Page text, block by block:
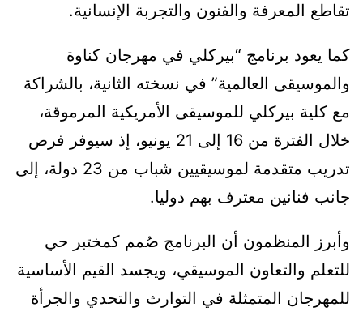
تقاطع المعرفة والفنون والتجربة الإنسانية.
كما يعود برنامج “بيركلي في مهرجان كناوة
والموسيقى العالمية” في نسخته الثانية، بالشراكة
مع كلية بيركلي للموسيقى الأمريكية المرموقة،
خلال الفترة من 16 إلى 21 يونيو، إذ سيوفر فرص
تدريب متقدمة لموسيقيين شباب من 23 دولة، إلى
جانب فنانين معترف بهم دوليا.
وأبرز المنظمون أن البرنامج صُمم كمختبر حي
للتعلم والتعاون الموسيقي، ويجسد القيم الأساسية
للمهرجان المتمثلة في التوارث والتحدي والجرأة